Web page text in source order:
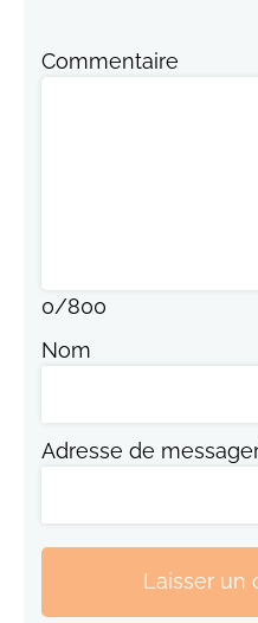
Commentaire
0/800
Nom
Adresse de
Laisser un